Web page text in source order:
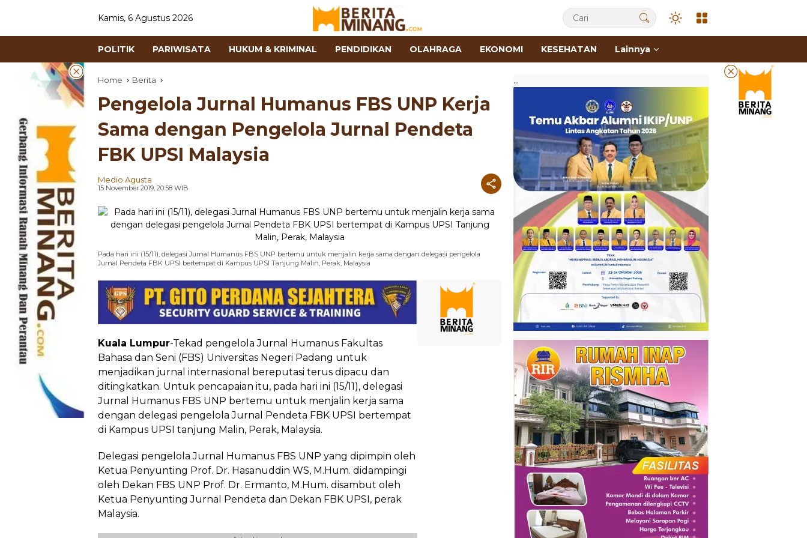
Kamis, 6 Agustus 2026
POLITIK PARIWISATA HUKUM & KRIMINAL PENDIDIKAN OLAHRAGA EKONOMI KESEHATAN Lainnya
Home Berita
Pengelola Jurnal Humanus FBS UNP Kerja
Sama dengan Pengelola Jurnal Pendeta
FBK UPSI Malaysia
Medio Agusta
15 November 2019, 20:58 WIB
Pada hari ini (15/11), delegasi Jurnal Humanus FBS UNP bertemu untuk menjalin kerja sama dengan delegasi pengelola
Jurnal Pendeta FBK UPSI bertempat di Kampus UPSI Tanjung Malin, Perak, Malaysia
Kuala Lumpur-Tekad pengelola Jurnal Humanus Fakultas
Bahasa dan Seni (FBS) Universitas Negeri Padang untuk
menjadikan jurnal internasional bereputasi terus dipacu dan
ditingkatkan. Untuk pencapaian itu, pada hari ini (15/11), delegasi
Jurnal Humanus FBS UNP bertemu untuk menjalin kerja sama
dengan delegasi pengelola Jurnal Pendeta FBK UPSI bertempat
di Kampus UPSI tanjung Malin, Perak, Malaysia.
Delegasi pengelola Jurnal Humanus FBS UNP yang dipimpin oleh
Ketua Penyunting Prof. Dr. Hasanuddin WS, M.Hum. didampingi
oleh Dekan FBS UNP Prof. Dr. Ermanto, M.Hum. disambut oleh
Ketua Penyunting Jurnal Pendeta dan Dekan FBK UPSI, perak
Malaysia.
...